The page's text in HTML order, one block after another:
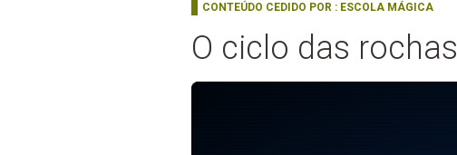
CONTEÚDO CEDIDO POR : ESCOLA MÁGICA
O ciclo das rochas